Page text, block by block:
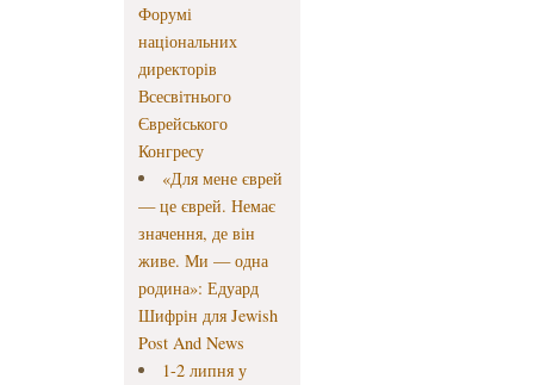
Форумі
національних
директорів
Всесвітнього
Єврейського
Конгресу
«Для мене єврей
— це єврей. Немає
значення, де він
живе. Ми — одна
родина»: Едуард
Шифрін для Jewish
Post And News
1-2 липня у